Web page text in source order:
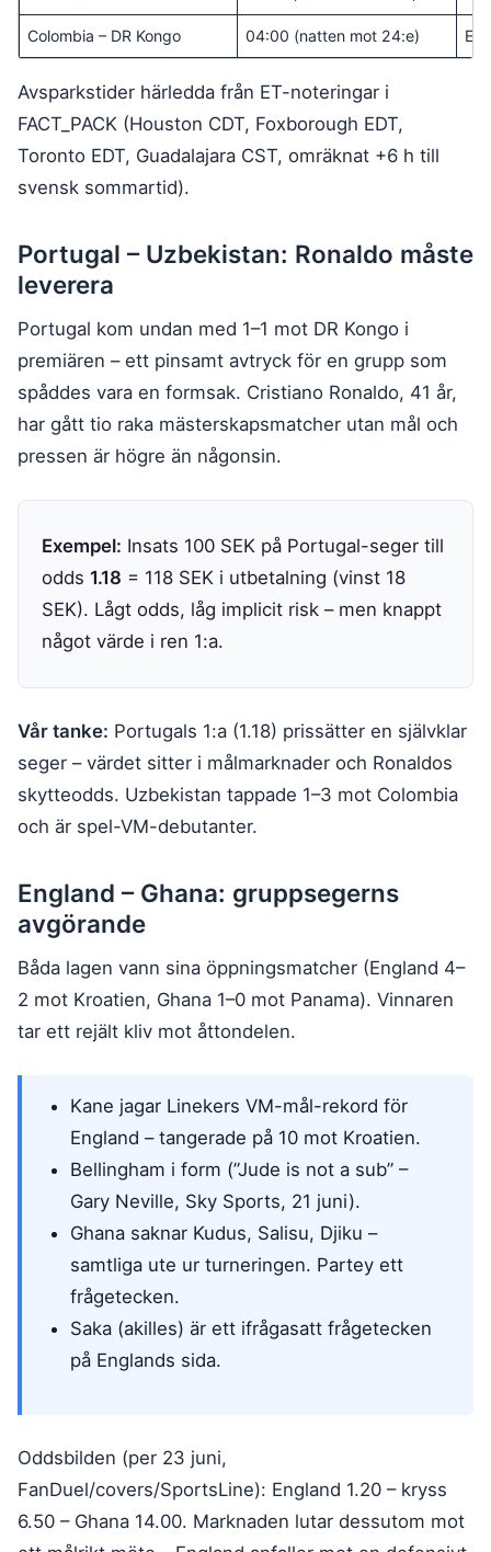
Colombia – DR Kongo 04:00 (natten mot 24:e)
Avsparkstider härledda från ET-noteringar i
FACT_PACK (Houston CDT, Foxborough EDT,
Toronto EDT, Guadalajara CST, omräknat +6 h till
svensk sommartid).
Portugal – Uzbekistan: Ronaldo måste
leverera
Portugal kom undan med 1–1 mot DR Kongo i
premiären – ett pinsamt avtryck för en grupp som
spåddes vara en formsak. Cristiano Ronaldo, 41 år,
har gått tio raka mästerskapsmatcher utan mål och
pressen är högre än någonsin.
Exempel: Insats 100 SEK på Portugal-seger till
odds 1.18 = 118 SEK i utbetalning (vinst 18
SEK). Lågt odds, låg implicit risk – men knappt
något värde i ren 1:a.
Vår tanke: Portugals 1:a (1.18) prissätter en självklar
seger – värdet sitter i målmarknader och Ronaldos
skytteodds. Uzbekistan tappade 1–3 mot Colombia
och är spel-VM-debutanter.
England – Ghana: gruppsegerns
avgörande
Båda lagen vann sina öppningsmatcher (England 4–
2 mot Kroatien, Ghana 1–0 mot Panama). Vinnaren
tar ett rejält kliv mot åttondelen.
Kane jagar Linekers VM-mål-rekord för
England – tangerade på 10 mot Kroatien.
Bellingham i form (”Jude is not a sub” –
Gary Neville, Sky Sports, 21 juni).
Ghana saknar Kudus, Salisu, Djiku –
samtliga ute ur turneringen. Partey ett
frågetecken.
Saka (akilles) är ett ifrågasatt frågetecken
på Englands sida.
Oddsbilden (per 23 juni,
FanDuel/covers/SportsLine): England 1.20 – kryss
6.50 – Ghana 14.00. Marknaden lutar dessutom mot